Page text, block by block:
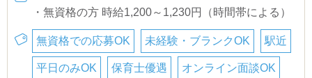
・無資格の方 時給1,200～1,230円（時間帯による）
無資格での応募OK 未経験・ブランクOK 駅近
平日のみOK 保育士優遇 オンライン面談OK